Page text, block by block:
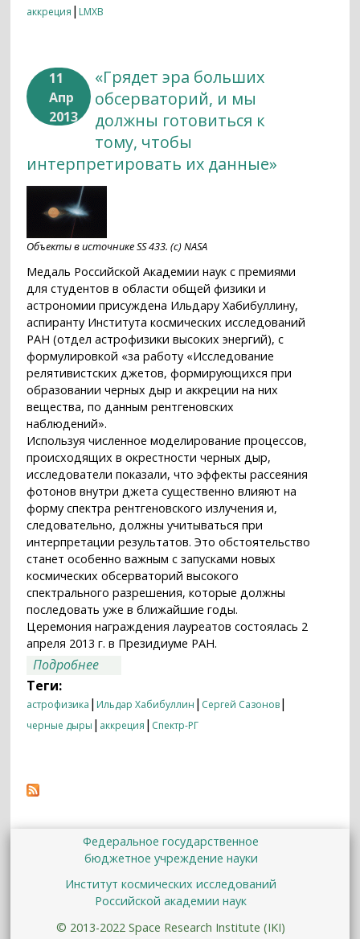
аккреция | LMXB
11
Апр
2013
«Грядет эра больших
обсерваторий, и мы
должны готовиться к
тому, чтобы
интерпретировать их данные»
Объекты в источнике SS 433. (c) NASA
Медаль Российской Академии наук с премиями
для студентов в области общей физики и
астрономии присуждена Ильдару Хабибуллину,
аспиранту Института космических исследований
РАН (отдел астрофизики высоких энергий), с
формулировкой «за работу «Исследование
релятивистских джетов, формирующихся при
образовании черных дыр и аккреции на них
вещества, по данным рентгеновских
наблюдений».
Используя численное моделирование процессов,
происходящих в окрестности черных дыр,
исследователи показали, что эффекты рассеяния
фотонов внутри джета существенно влияют на
форму спектра рентгеновского излучения и,
следовательно, должны учитываться при
интерпретации результатов. Это обстоятельство
станет особенно важным с запусками новых
космических обсерваторий высокого
спектрального разрешения, которые должны
последовать уже в ближайшие годы.
Церемония награждения лауреатов состоялась 2
апреля 2013 г. в Президиуме РАН.
Подробнее
интерпретировать их данные»
Теги:
астрофизика | Ильдар Хабибуллин | Сергей Сазонов|
черные дыры | аккреция | Спектр-РГ
Федеральное государственное
бюджетное учреждение науки
Институт космических исследований
Российской академии наук
© 2013-2022 Space Research Institute (IKI)